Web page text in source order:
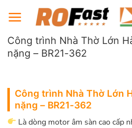
qua
dungCông trình Nhà Thờ Lớn
nặng – BR21-362
Công trình Nhà Thờ Lớn
nặng – BR21-362
Là dòng motor âm sàn cao cấp